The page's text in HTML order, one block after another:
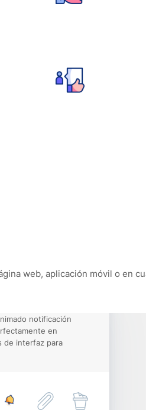
web, aplicación móvil o en
notificación
en
de interfaz para